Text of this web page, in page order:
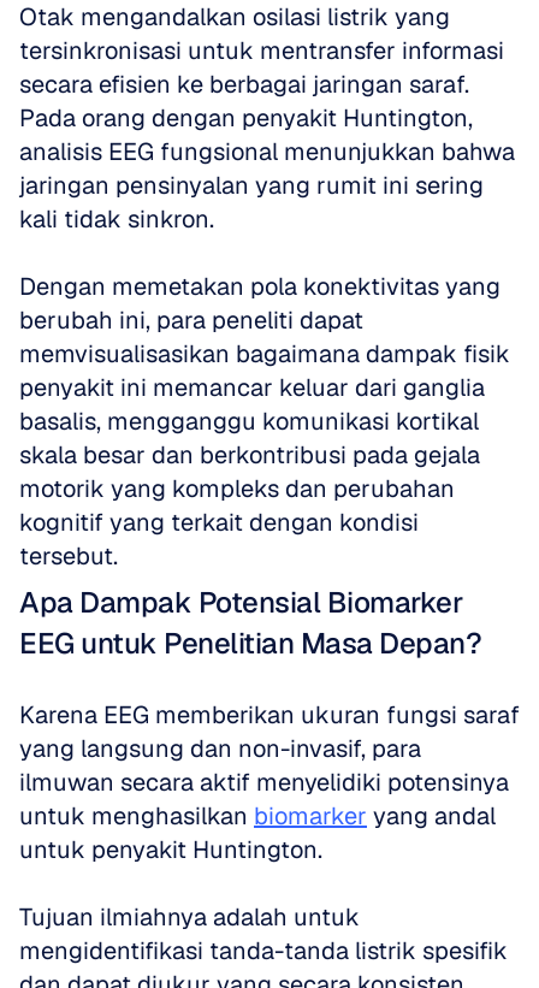
Otak mengandalkan osilasi listrik yang
tersinkronisasi untuk mentransfer informasi
secara efisien ke berbagai jaringan saraf.
Pada orang dengan penyakit Huntington,
analisis EEG fungsional menunjukkan bahwa
jaringan pensinyalan yang rumit ini sering
kali tidak sinkron.
Dengan memetakan pola konektivitas yang
berubah ini, para peneliti dapat
memvisualisasikan bagaimana dampak fisik
penyakit ini memancar keluar dari ganglia
basalis, mengganggu komunikasi kortikal
skala besar dan berkontribusi pada gejala
motorik yang kompleks dan perubahan
kognitif yang terkait dengan kondisi
tersebut.
Apa Dampak Potensial Biomarker
EEG untuk Penelitian Masa Depan?
Karena EEG memberikan ukuran fungsi saraf
yang langsung dan non-invasif, para
ilmuwan secara aktif menyelidiki potensinya
untuk menghasilkan biomarker yang andal
untuk penyakit Huntington.
Tujuan ilmiahnya adalah untuk
mengidentifikasi tanda-tanda listrik spesifik